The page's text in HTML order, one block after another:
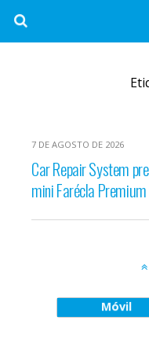
7 DE AGOSTO DE 2026
Car Repair System
mini Farécla Premium
Móvil